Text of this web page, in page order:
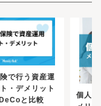
に
N
額
ば
る
せ
に
で行う資産運
・デメリット
と比較
個人